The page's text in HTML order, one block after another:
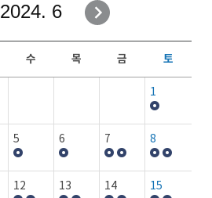
2024. 6
수 목 금 토
1
5 6 7 8
12 13 14 15